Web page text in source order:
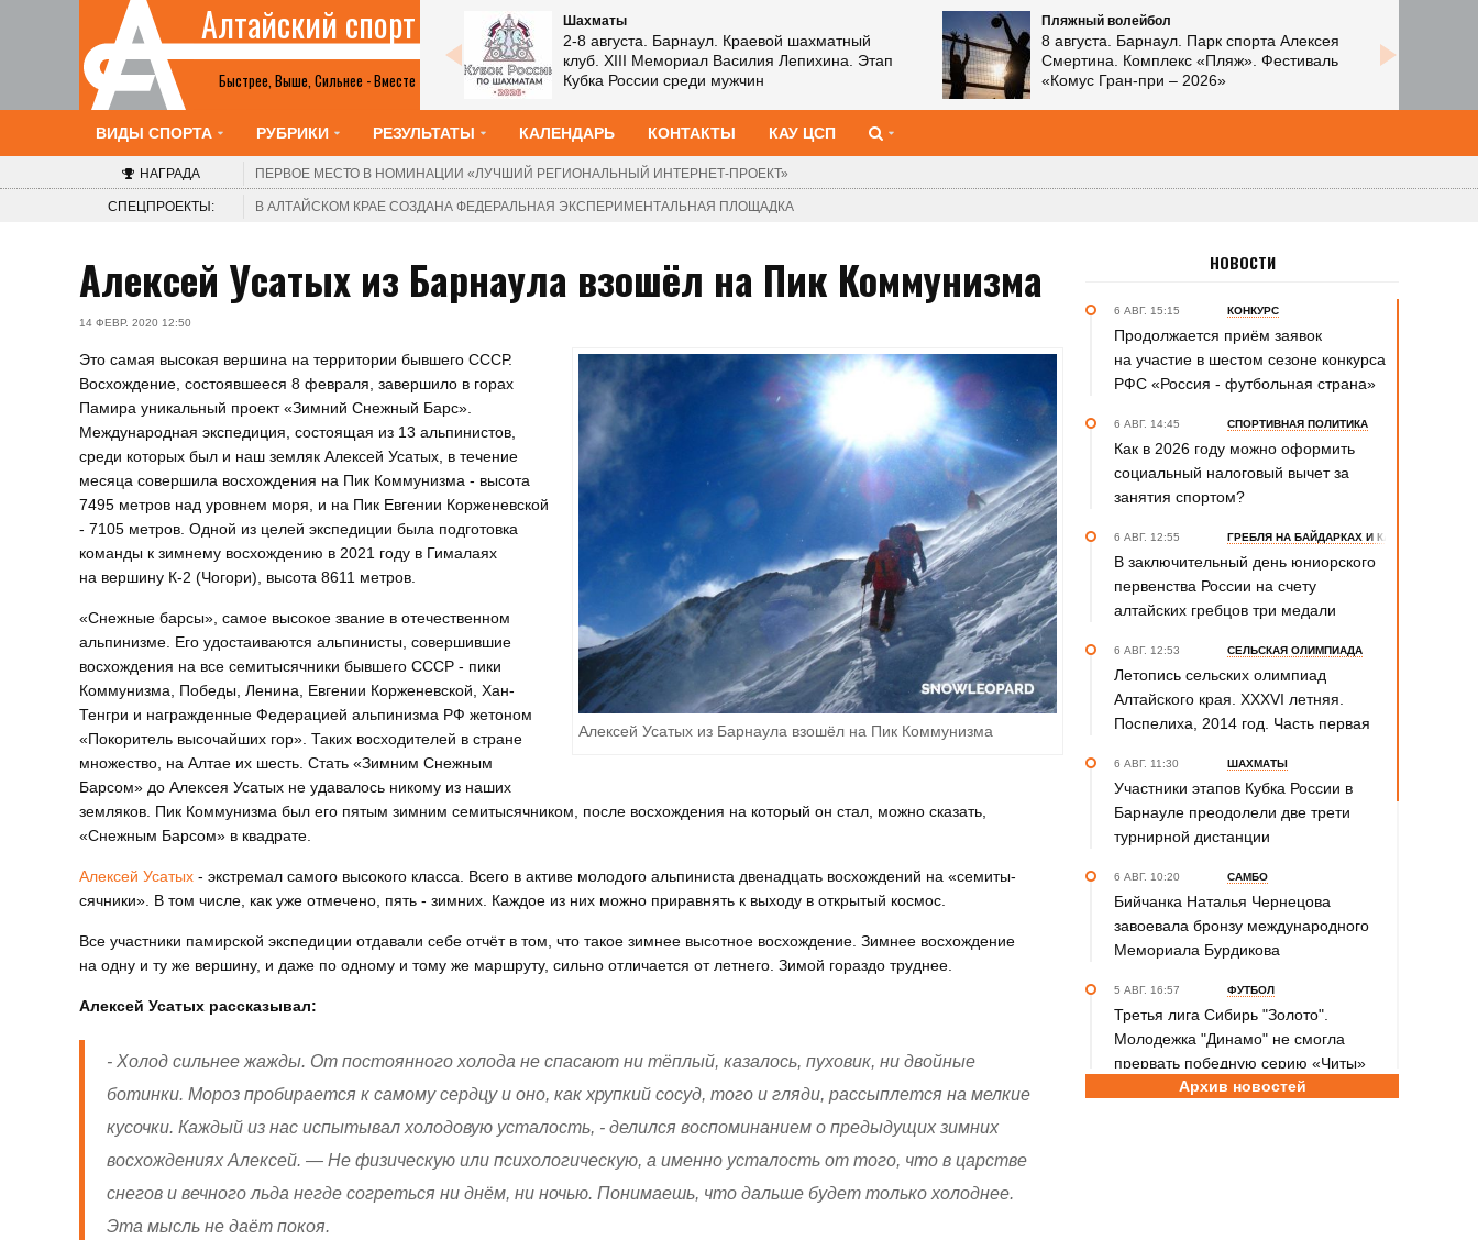
Быстрее, Выше, Сильнее - Вместе
Алтайский спорт
Шахматы
2-8 августа. Барнаул. Краевой шахматный
клуб. V турнир «Красоты Алтая». Этап Кубка
России среди женщин
Шахматы
2-8 августа. Барнаул. Краевой шахматный
клуб. XIII Мемориал Василия Лепихина. Этап
Кубка России среди мужчин
Пляжный волейбол
8 августа. Барнаул. Парк спорта Алексея
Смертина. Комплекс «Пляж». Фестиваль
«Комус Гран-при – 2026»
ВИДЫ СПОРТА РУБРИКИ РЕЗУЛЬТАТЫ КАЛЕНДАРЬ КОНТАКТЫ КАУ ЦСП
НАГРАДА ПЕРВОЕ МЕСТО В НОМИНАЦИИ «ЛУЧШИЙ РЕГИОНАЛЬНЫЙ ИНТЕРНЕТ-ПРОЕКТ»
СПЕЦПРОЕКТЫ: В АЛТАЙСКОМ КРАЕ СОЗДАНА ФЕДЕРАЛЬНАЯ ЭКСПЕРИМЕНТАЛЬНАЯ ПЛОЩАДКА
Алексей Усатых из Барнаула взошёл на Пик Коммунизма
14 ФЕВР. 2020 12:50
Алексей Усатых из Барнаула взошёл на Пик Коммунизма
Это самая высокая вершина на территории бывшего СССР.
Восхождение, состоявшееся 8 февраля, завершило в горах
Памира уникальный проект «Зимний Снежный Барс».
Международная экспедиция, состоящая из 13 альпинистов,
среди которых был и наш земляк Алексей Усатых, в течение
месяца совершила восхождения на Пик Коммунизма - высота
7495 метров над уровнем моря, и на Пик Евгении Корженевской
- 7105 метров. Одной из целей экспедиции была подготовка
команды к зимнему восхождению в 2021 году в Гималаях
на вершину К-2 (Чогори), высота 8611 метров.
«Снежные барсы», самое высокое звание в отечественном
альпинизме. Его удостаиваются альпинисты, совершившие
восхождения на все семитысячники бывшего СССР - пики
Коммунизма, Победы, Ленина, Евге­нии Корженевской, Хан-
Тенгри и награжденные Федерацией альпинизма РФ жетоном
«Покоритель высочайших гор». Таких восходителей в стране
множество, на Алтае их шесть. Стать «Зимним Снежным
Барсом» до Алексея Усатых не удавалось никому из наших
земляков. Пик Коммунизма был его пятым зимним семитысячником, после восхождения на который он стал, можно сказать,
«Снежным Барсом» в квадрате.
Алексей Усатых - экстремал самого высокого класса. Всего в активе молодого альпиниста двенадцать восхождений на «семиты­
сячники». В том числе, как уже отмечено, пять - зимних. Каждое из них можно приравнять к выходу в открытый космос.
Все участники памирской экспедиции от­давали себе отчёт в том, что такое зимнее высотное восхождение. Зимнее восхождение
на одну и ту же вершину, и даже по одному и тому же маршруту, сильно отличается от летнего. Зимой гораздо труднее.
Алексей Усатых рассказывал:
- Холод сильнее жажды. От постоянного холода не спасают ни тёплый, казалось, пуховик, ни двойные
ботинки. Мороз пробирается к самому серд­цу и оно, как хрупкий сосуд, того и гляди, рассыплется на мелкие
кусочки. Каждый из нас испытывал холодовую усталость, - делился воспоминанием о предыдущих зимних
восхождениях Алексей. — Не физическую или психологическую, а именно усталость от того, что в царстве
снегов и вечного льда негде согреться ни днём, ни ночью. Понимаешь, что дальше будет только холоднее.
Эта мысль не даёт покоя.
НОВОСТИ
6 АВГ. 15:15 КОНКУРС
Продолжается приём заявок
на участие в шестом сезоне конкурса
РФС «Россия - футбольная страна»
6 АВГ. 14:45 СПОРТИВНАЯ ПОЛИТИКА
Как в 2026 году можно оформить
социальный налоговый вычет за
занятия спортом?
6 АВГ. 12:55 ГРЕБЛЯ НА БАЙДАРКАХ И КАНОЭ
В заключительный день юниорского
первенства России на счету
алтайских гребцов три медали
6 АВГ. 12:53 СЕЛЬСКАЯ ОЛИМПИАДА
Летопись сельских олимпиад
Алтайского края. XXXVI летняя.
Поспелиха, 2014 год. Часть первая
6 АВГ. 11:30 ШАХМАТЫ
Участники этапов Кубка России в
Барнауле преодолели две трети
турнирной дистанции
6 АВГ. 10:20 САМБО
Бийчанка Наталья Чернецова
завоевала бронзу международного
Мемориала Бурдикова
5 АВГ. 16:57 ФУТБОЛ
Третья лига Сибирь "Золото".
Молодежка "Динамо" не смогла
прервать победную серию «Читы»
Архив новостей